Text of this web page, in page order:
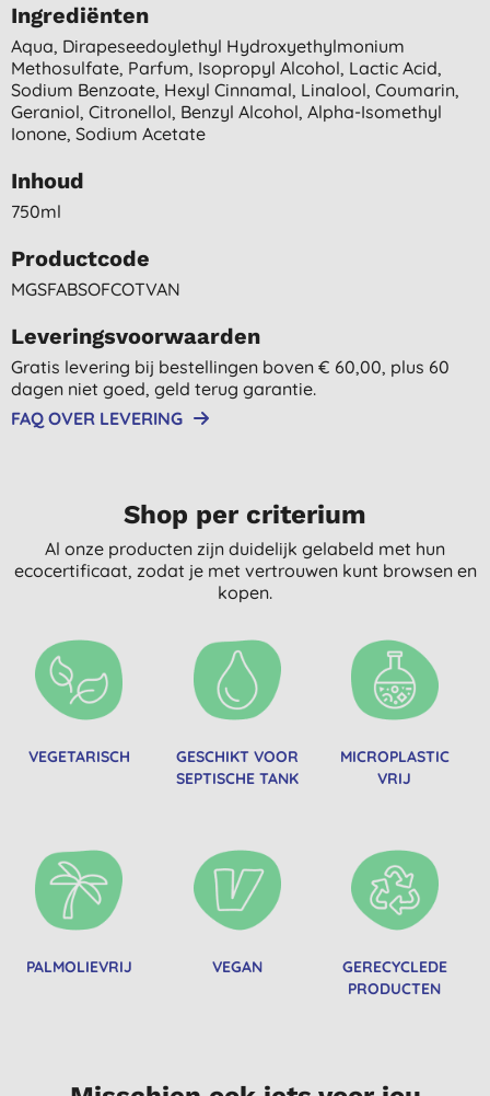
Ingrediënten
Aqua, Dirapeseedoylethyl Hydroxyethylmonium
Methosulfate, Parfum, Isopropyl Alcohol, Lactic Acid,
Sodium Benzoate, Hexyl Cinnamal, Linalool, Coumarin,
Geraniol, Citronellol, Benzyl Alcohol, Alpha-Isomethyl
Ionone, Sodium Acetate
Inhoud
750ml
Productcode
MGSFABSOFCOTVAN
Leveringsvoorwaarden
Gratis levering bij bestellingen boven € 60,00, plus 60
dagen niet goed, geld terug garantie.
FAQ OVER LEVERING
Shop per criterium
Al onze producten zijn duidelijk gelabeld met hun
ecocertificaat, zodat je met vertrouwen kunt browsen en
kopen.
VEGETARISCH
GESCHIKT VOOR
SEPTISCHE TANK
MICROPLASTIC
VRIJ
PALMOLIEVRIJ VEGAN
GERECYCLEDE
PRODUCTEN